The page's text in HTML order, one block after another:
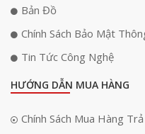
Bản Đồ
Chính Sách Bảo Mật
Tin Tức Công Nghệ
HƯỚNG DẪN MUA HÀNG
Chính Sách Mua Hàng